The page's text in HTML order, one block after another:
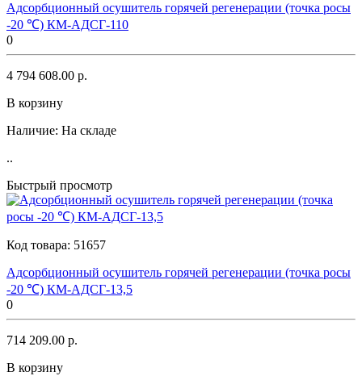
Адсорбционный осушитель горячей регенерации (точка росы
-20 ℃) КМ-АДСГ-110
0
4 794 608.00 р.
В корзину
Наличие: На складе
..
Быстрый просмотр
Код товара: 51657
Адсорбционный осушитель горячей регенерации (точка росы
-20 ℃) КМ-АДСГ-13,5
0
714 209.00 р.
В корзину